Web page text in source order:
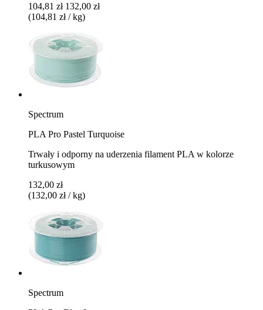
104,81 zł 132,00 zł
(104,81 zł / kg)
Spectrum
PLA Pro Pastel Turquoise
Trwały i odporny na uderzenia filament PLA w kolorze
turkusowym
132,00 zł
(132,00 zł / kg)
Spectrum